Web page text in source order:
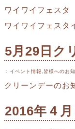
ワイワイフェスタ
ワイワイフェスタ
5月29日ク
： イベント情報 皆様へのお
クリーンデーのお
2016年４